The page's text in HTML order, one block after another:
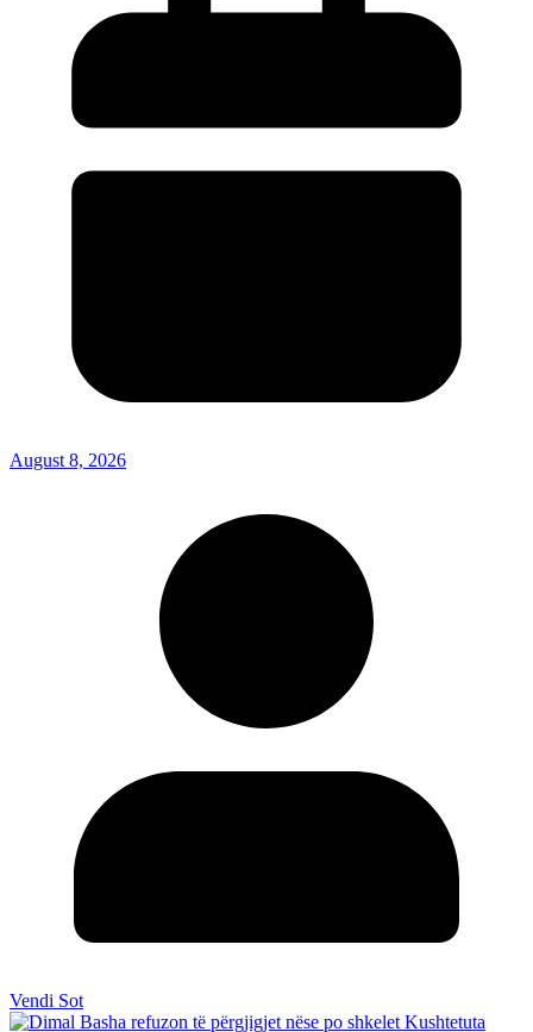
August 8, 2026
Vendi Sot